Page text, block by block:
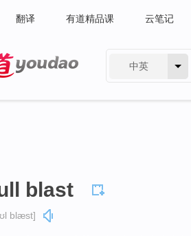
翻译 有道精品课 云笔记
中英
blast
blæst]